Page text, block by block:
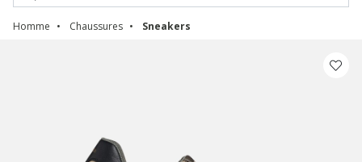
Homme Chaussures Sneakers